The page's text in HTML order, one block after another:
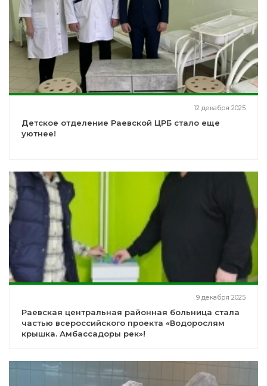
12 декабря 2025
Детское отделение Раевской ЦРБ стало еще
уютнее!
9 декабря 2025
Раевская центральная районная больница стала
частью всероссийского проекта «Водорослям
крышка. Амбассадоры рек»!